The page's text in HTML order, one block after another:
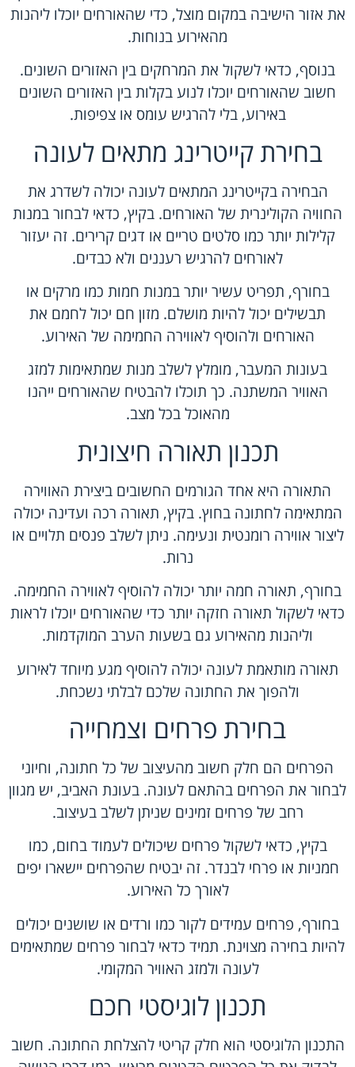
את אזור הישיבה במקום מוצל, כדי שהאורחים יוכלו ליהנות
מהאירוע בנוחות.
בנוסף, כדאי לשקול את המרחקים בין האזורים השונים.
חשוב שהאורחים יוכלו לנוע בקלות בין האזורים השונים
באירוע, בלי להרגיש עומס או צפיפות.
בחירת קייטרינג מתאים לעונה
הבחירה בקייטרינג המתאים לעונה יכולה לשדרג את
החוויה הקולינרית של האורחים. בקיץ, כדאי לבחור במנות
קלילות יותר כמו סלטים טריים או דגים קרירים. זה יעזור
לאורחים להרגיש רעננים ולא כבדים.
בחורף, תפריט עשיר יותר במנות חמות כמו מרקים או
תבשילים יכול להיות מושלם. מזון חם יכול לחמם את
האורחים ולהוסיף לאווירה החמימה של האירוע.
בעונות המעבר, מומלץ לשלב מנות שמתאימות למזג
האוויר המשתנה. כך תוכלו להבטיח שהאורחים ייהנו
מהאוכל בכל מצב.
תכנון תאורה חיצונית
התאורה היא אחד הגורמים החשובים ביצירת האווירה
המתאימה לחתונה בחוץ. בקיץ, תאורה רכה ועדינה יכולה
ליצור אווירה רומנטית ונעימה. ניתן לשלב פנסים תלויים או
נרות.
בחורף, תאורה חמה יותר יכולה להוסיף לאווירה החמימה.
כדאי לשקול תאורה חזקה יותר כדי שהאורחים יוכלו לראות
וליהנות מהאירוע גם בשעות הערב המוקדמות.
תאורה מותאמת לעונה יכולה להוסיף מגע מיוחד לאירוע
ולהפוך את החתונה שלכם לבלתי נשכחת.
בחירת פרחים וצמחייה
הפרחים הם חלק חשוב מהעיצוב של כל חתונה, וחיוני
לבחור את הפרחים בהתאם לעונה. בעונת האביב, יש מגוון
רחב של פרחים זמינים שניתן לשלב בעיצוב.
בקיץ, כדאי לשקול פרחים שיכולים לעמוד בחום, כמו
חמניות או פרחי לבנדר. זה יבטיח שהפרחים יישארו יפים
לאורך כל האירוע.
בחורף, פרחים עמידים לקור כמו ורדים או שושנים יכולים
להיות בחירה מצוינת. תמיד כדאי לבחור פרחים שמתאימים
לעונה ולמזג האוויר המקומי.
תכנון לוגיסטי חכם
התכנון הלוגיסטי הוא חלק קריטי להצלחת החתונה. חשוב